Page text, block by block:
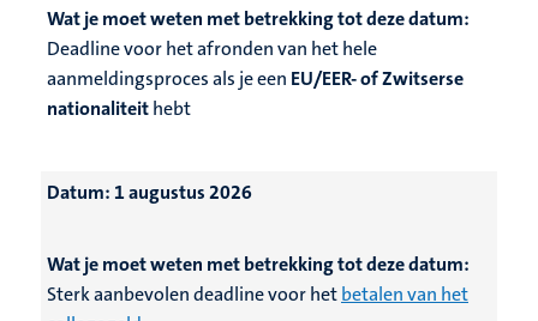
Wat je moet weten met betrekking tot deze datum:
Deadline voor het afronden van het hele
aanmeldingsproces als je een EU/EER- of Zwitserse
nationaliteithebt
Datum: 1 augustus 2026
Wat je moet weten met betrekking tot deze datum:
Sterk aanbevolen deadline voor hetbetalen van het